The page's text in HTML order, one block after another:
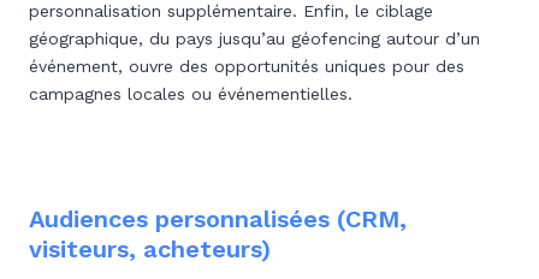
personnalisation supplémentaire. Enfin, le ciblage
géographique, du pays jusqu’au géofencing autour d’un
événement, ouvre des opportunités uniques pour des
campagnes locales ou événementielles.
Audiences personnalisées (CRM,
visiteurs, acheteurs)